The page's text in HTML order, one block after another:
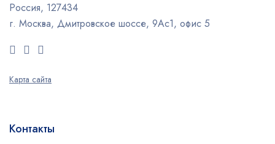
Россия, 127434
г. Москва, Дмитровское шоссе, 9Ас1, офис 5
Карта сайта
Контакты